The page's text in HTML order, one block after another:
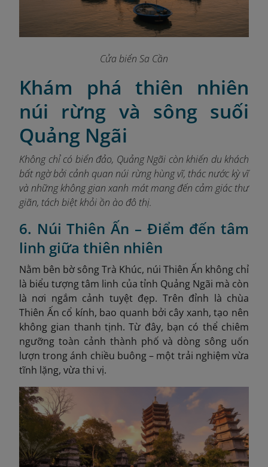
Cửa biển Sa Cần
Khám phá thiên nhiên
núi rừng và sông suối
Quảng Ngãi
Không chỉ có biển đảo, Quảng Ngãi còn khiến du khách
bất ngờ bởi cảnh quan núi rừng hùng vĩ, thác nước kỳ vĩ
và những không gian xanh mát mang đến cảm giác thư
giãn, tách biệt khỏi ồn ào đô thị.
6. Núi Thiên Ấn – Điểm đến tâm
linh giữa thiên nhiên
Nằm bên bờ sông Trà Khúc, núi Thiên Ấn không chỉ
là biểu tượng tâm linh của tỉnh Quảng Ngãi mà còn
là nơi ngắm cảnh tuyệt đẹp. Trên đỉnh là chùa
Thiên Ấn cổ kính, bao quanh bởi cây xanh, tạo nên
không gian thanh tịnh. Từ đây, bạn có thể chiêm
ngưỡng toàn cảnh thành phố và dòng sông uốn
lượn trong ánh chiều buông – một trải nghiệm vừa
tĩnh lặng, vừa thi vị.